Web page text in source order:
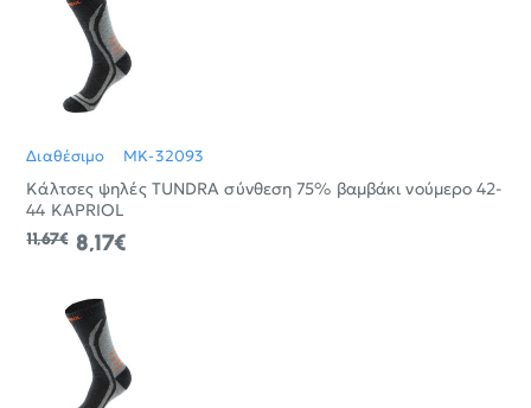
Διαθέσιμο MK-32093
Κάλτσες ψηλές TUNDRA σύνθεση 75% βαμβάκι νούμερο 42-
44 KAPRIOL
8,17€
11,67€